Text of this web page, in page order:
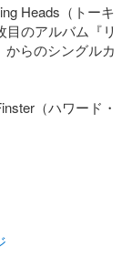
Heads（トーキ
目のアルバム『リ
からのシングルカ
（ハワード・